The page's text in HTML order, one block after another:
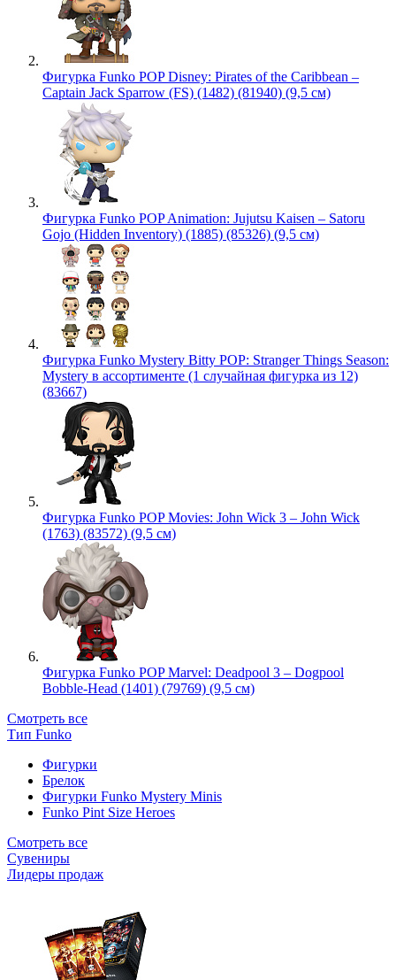
Фигурка Funko POP Disney: Pirates of the Caribbean –
Captain Jack Sparrow (FS) (1482) (81940) (9,5 см)
Фигурка Funko POP Animation: Jujutsu Kaisen – Satoru
Gojo (Hidden Inventory) (1885) (85326) (9,5 см)
Фигурка Funko Mystery Bitty POP: Stranger Things Season:
Mystery в ассортименте (1 случайная фигурка из 12)
(83667)
Фигурка Funko POP Movies: John Wick 3 – John Wick
(1763) (83572) (9,5 см)
Фигурка Funko POP Marvel: Deadpool 3 – Dogpool
Bobble-Head (1401) (79769) (9,5 см)
Смотреть все
Тип Funko
Фигурки
Брелок
Фигурки Funko Mystery Minis
Funko Pint Size Heroes
Смотреть все
Сувениры
Лидеры продаж